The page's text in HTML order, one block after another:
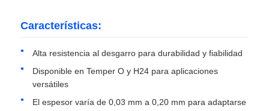
Casos
Solicitar una cita
Rollo de lámina de aluminio
Características:
Alta resistencia al desgarro para durabilidad y fiabilidad
Disponible en Temper O y H24 para aplicaciones
versátiles
El espesor varía de 0,03 mm a 0,20 mm para adaptarse